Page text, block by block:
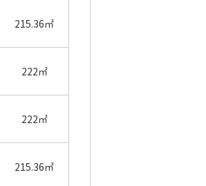
215.36㎡
222㎡
222㎡
215.36㎡